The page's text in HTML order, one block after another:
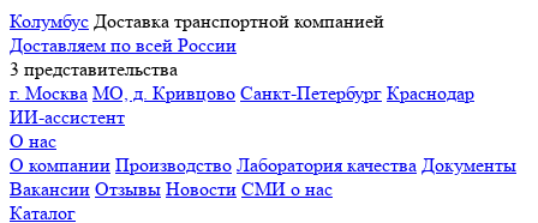
Колумбус Доставка транспортной компанией
Доставляем по всей России
3 представительства
г. Москва МО, д. Кривцово Санкт-Петербург Краснодар
ИИ-ассистент
О нас
О компании Производство Лаборатория качества Документы
Вакансии Отзывы Новости СМИ о нас
Каталог